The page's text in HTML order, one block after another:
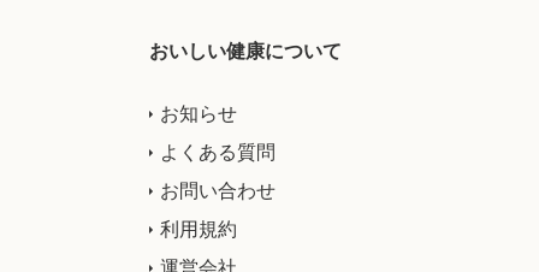
おいしい健康について
お知らせ
よくある質問
お問い合わせ
利用規約